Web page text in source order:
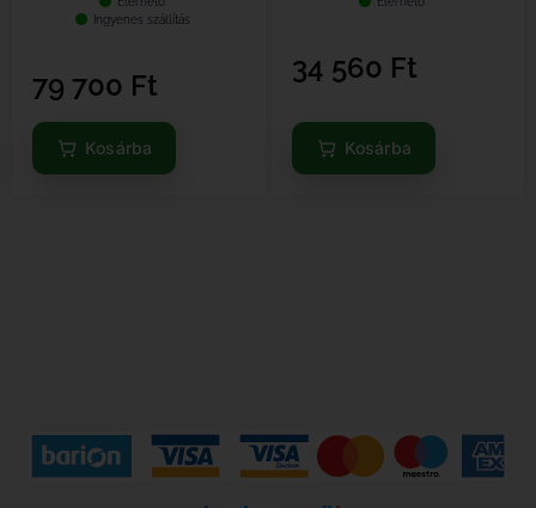
Ingyenes szállítás
79 700 Ft
Kosárba
34 560 Ft
Kosárba